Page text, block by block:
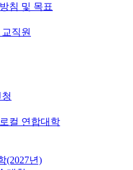
침 및 목표
직원
컬 연합대학
(2027년)